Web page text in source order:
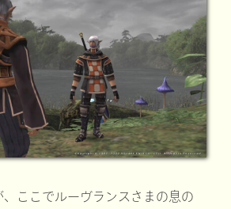
、ここでルーヴランスさまの息の